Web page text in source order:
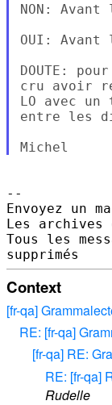
NON:
OUI:
DOUTE:
cru avoir
LO avec
entre les
--
Envoyez un
Les
Tous les
Context
[fr-qa]
RE: [fr-qa]
[fr-qa] RE:
RE: [fr-qa]
Rudelle